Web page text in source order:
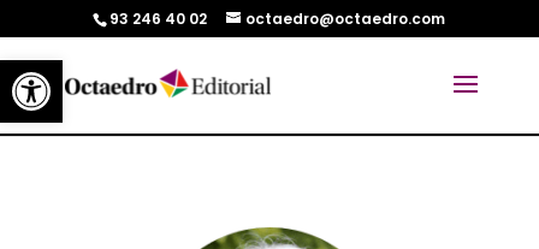
Abrir barra de herramientas
93 246 40 02 octaedro@octaedro.com